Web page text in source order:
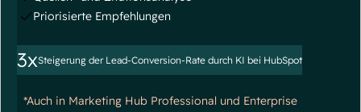
Priorisierte Empfehlungen
3xSteigerung der Lead-Conversion-Rate durch KI bei HubSpot
*Auch in Marketing Hub Professional und Enterprise